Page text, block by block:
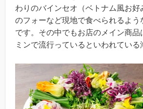
わりのバインセオ（ベトナム風お好
のフォーなど現地で食べられるよう
です。その中でもお店のメイン商品
ミンで流行っているといわれている